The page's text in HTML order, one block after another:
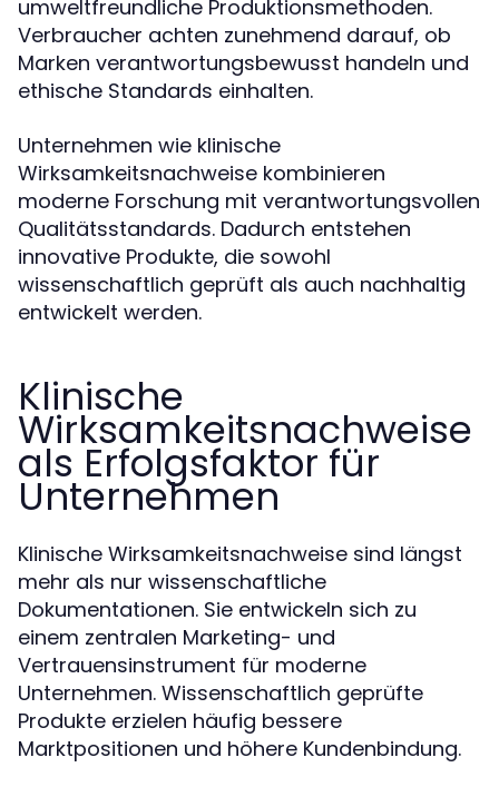
umweltfreundliche Produktionsmethoden.
Verbraucher achten zunehmend darauf, ob
Marken verantwortungsbewusst handeln und
ethische Standards einhalten.
Unternehmen wie klinische
Wirksamkeitsnachweise kombinieren
moderne Forschung mit verantwortungsvollen
Qualitätsstandards. Dadurch entstehen
innovative Produkte, die sowohl
wissenschaftlich geprüft als auch nachhaltig
entwickelt werden.
Klinische
Wirksamkeitsnachweise
als Erfolgsfaktor für
Unternehmen
Klinische Wirksamkeitsnachweise sind längst
mehr als nur wissenschaftliche
Dokumentationen. Sie entwickeln sich zu
einem zentralen Marketing- und
Vertrauensinstrument für moderne
Unternehmen. Wissenschaftlich geprüfte
Produkte erzielen häufig bessere
Marktpositionen und höhere Kundenbindung.